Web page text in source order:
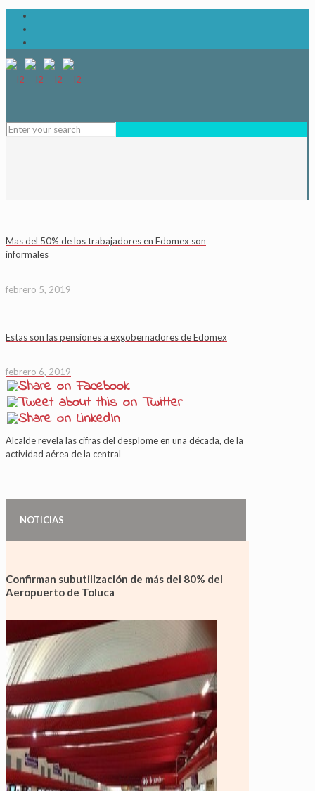
Mas del 50% de los trabajadores en Edomex son
informales
febrero 5, 2019
Estas son las pensiones a exgobernadores de Edomex
febrero 6, 2019
Alcalde revela las cifras del desplome en una década, de la
actividad aérea de la central
NOTICIAS
Confirman subutilización de más del 80% del
Aeropuerto de Toluca